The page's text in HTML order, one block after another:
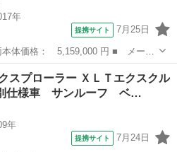
年
提携サイト 7月25日
ワード ■ グレード名： アルミ
■ 排気量： 5200cc ■ ドア枚数...
スプローラー ＸＬＴエクスクル
仕様車 サンルーフ ベ…
年
提携サイト 7月24日